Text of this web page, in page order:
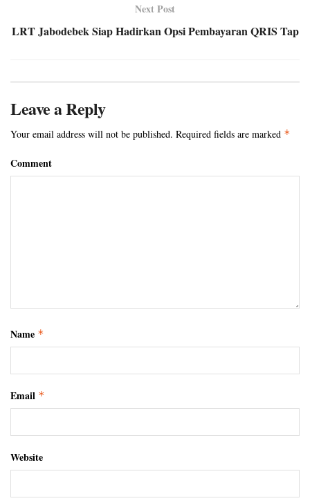
Next Post
LRT Jabodebek Siap Hadirkan Opsi Pembayaran QRIS Tap
Leave a Reply
Your email address will not be published. Required fields are marked *
Comment
Name *
Email *
Website